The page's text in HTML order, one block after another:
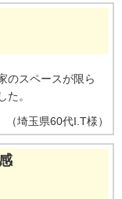
のスペースが限ら
。
（埼玉県60代I.T様）